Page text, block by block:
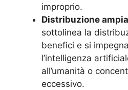
improprio.
Distribuzione ampia
sottolinea la
benefici e si
l’intelligenza
all’umanità o
eccessivo.